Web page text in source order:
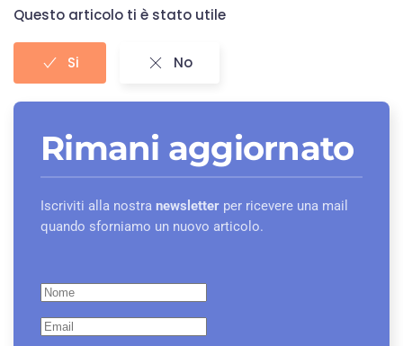
Questo articolo ti è stato utile
Si No
Rimani aggiornato
Iscriviti alla nostra newsletter per ricevere una mail
quando sforniamo un nuovo articolo.